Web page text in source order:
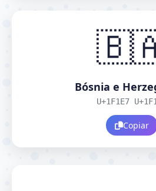
Bósnia e
U+1F1E7
Copiar